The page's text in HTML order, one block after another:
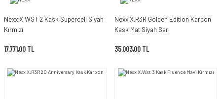
Nexx X.WST 2 Kask Supercell Siyah
Kırmızı
17.771,00 TL
Nexx X.R3R Golden Edition Karbon
Kask Mat Siyah Sarı
35.003,00 TL